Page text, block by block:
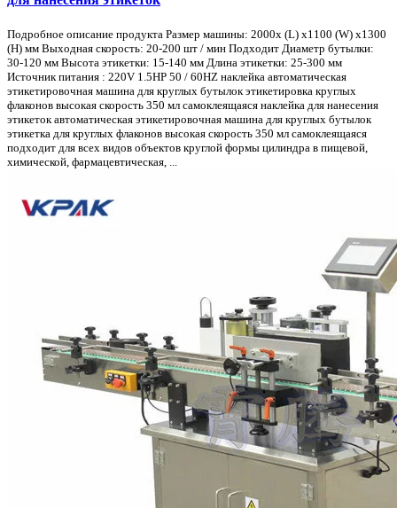
Подробное описание продукта Размер машины: 2000x (L) x1100 (W) x1300
(H) мм Выходная скорость: 20-200 шт / мин Подходит Диаметр бутылки:
30-120 мм Высота этикетки: 15-140 мм Длина этикетки: 25-300 мм
Источник питания : 220V 1.5HP 50 / 60HZ наклейка автоматическая
этикетировочная машина для круглых бутылок этикетировка круглых
флаконов высокая скорость 350 мл самоклеящаяся наклейка для нанесения
этикеток автоматическая этикетировочная машина для круглых бутылок
этикетка для круглых флаконов высокая скорость 350 мл самоклеящаяся
подходит для всех видов объектов круглой формы цилиндра в пищевой,
химической, фармацевтическая, ...